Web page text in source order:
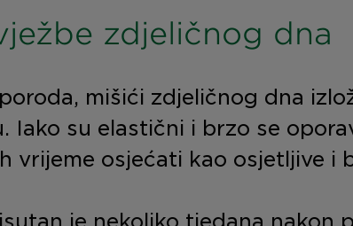
zdjeličnog dna
mišići zdjeličnog dna
Iako su elastični i brzo se
vrijeme osjećati kao osjetljive i